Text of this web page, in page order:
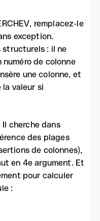
remplacez-le
exception.
structurels : il ne
de colonne
une colonne, et
valeur si
Il cherche dans
des plages
de colonnes),
en 4e argument. Et
pour calculer
: